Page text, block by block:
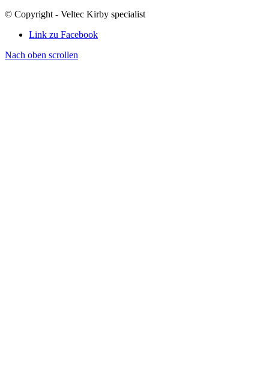
© Copyright - Veltec Kirby specialist
Link zu Facebook
Nach oben scrollen